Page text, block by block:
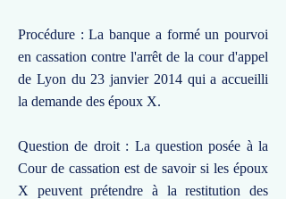
Procédure : La banque a formé un pourvoi
en cassation contre l'arrêt de la cour d'appel
de Lyon du 23 janvier 2014 qui a accueilli
la demande des époux X.
Question de droit : La question posée à la
Cour de cassation est de savoir si les époux
X peuvent prétendre à la restitution des